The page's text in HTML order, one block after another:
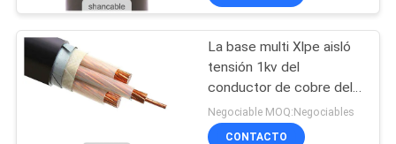
SHOW
SOBRE
NOSOTROS
cable eléctrico
acorazado
244
La base multi Xlpe aisló
tensión 1kv del
conductor de cobre del
cable de transmisión la
baja
Negociable MOQ:Negociables
CONTACTO